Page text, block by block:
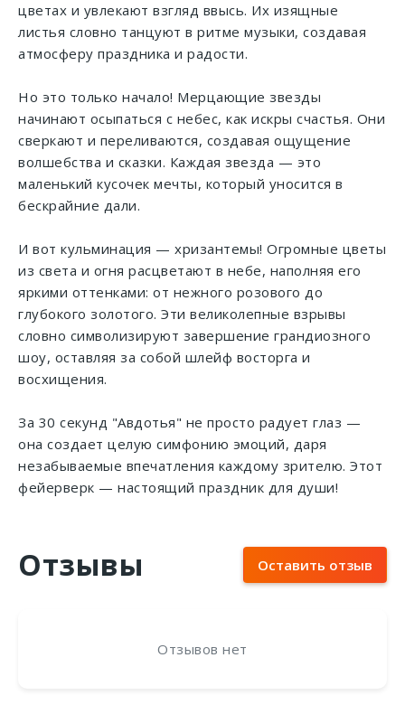
цветах и увлекают взгляд ввысь. Их изящные
листья словно танцуют в ритме музыки, создавая
атмосферу праздника и радости.
Но это только начало! Мерцающие звезды
начинают осыпаться с небес, как искры счастья. Они
сверкают и переливаются, создавая ощущение
волшебства и сказки. Каждая звезда — это
маленький кусочек мечты, который уносится в
бескрайние дали.
И вот кульминация — хризантемы! Огромные цветы
из света и огня расцветают в небе, наполняя его
яркими оттенками: от нежного розового до
глубокого золотого. Эти великолепные взрывы
словно символизируют завершение грандиозного
шоу, оставляя за собой шлейф восторга и
восхищения.
За 30 секунд "Авдотья" не просто радует глаз —
она создает целую симфонию эмоций, даря
незабываемые впечатления каждому зрителю. Этот
фейерверк — настоящий праздник для души!
Отзывы Оставить отзыв
Отзывов нет